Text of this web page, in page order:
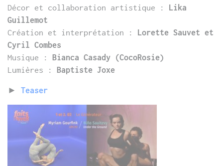
Décor et collaboration artistique : Lika
Guillemot
Création et interprétation : Lorette Sauvet et
Cyril Combes
Musique :
Bianca Casady (CocoRosie)
Lumières : Baptiste Joxe
► Teaser